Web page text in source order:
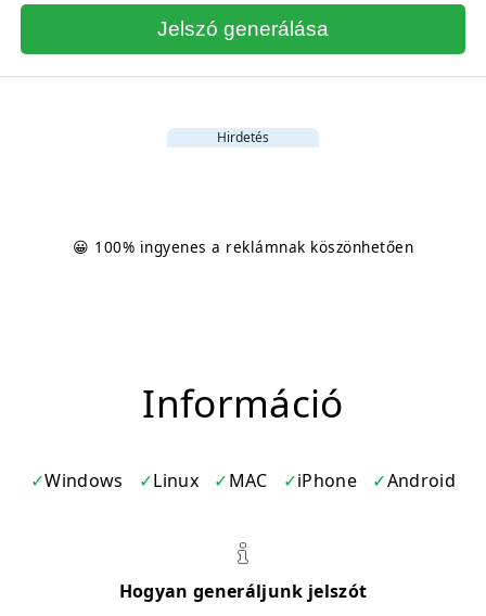
Jelszó generálása
Hirdetés
😀 100% ingyenes a reklámnak köszönhetően
Információ
Windows Linux MAC iPhone Android
Hogyan generáljunk jelszót